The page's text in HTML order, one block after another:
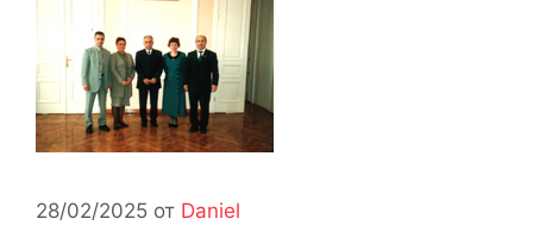
28/02/2025 от Daniel